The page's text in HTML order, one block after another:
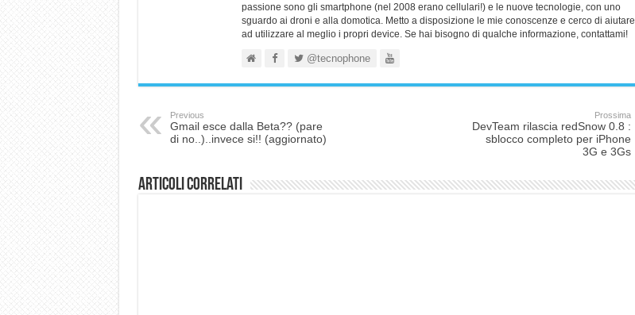
passione sono gli smartphone (nel 2008 erano cellulari!) e le nuove tecnologie, con uno
sguardo ai droni e alla domotica. Metto a disposizione le mie conoscenze e cerco di aiutare
ad utilizzare al meglio i propri device. Se hai bisogno di qualche informazione, contattami!
@tecnophone
Previous
Gmail esce dalla Beta?? (pare
di no..)..invece si!! (aggiornato)
Prossima
DevTeam rilascia redSnow 0.8 :
sblocco completo per iPhone
3G e 3Gs
Articoli correlati